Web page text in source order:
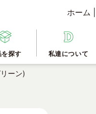
ホーム
を探す 私達について
ーン)